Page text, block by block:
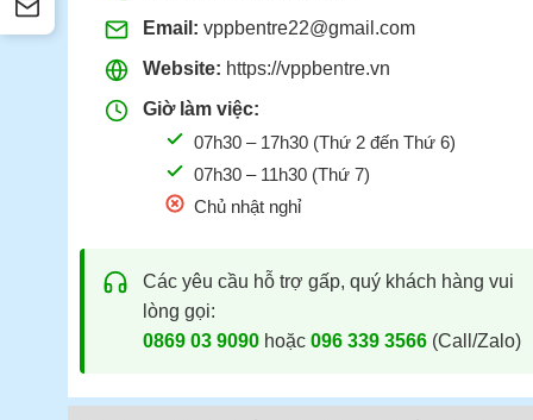
Email: vppbentre22@gmail.com
Website: https://vppbentre.vn
Giờ làm việc:
07h30 – 17h30 (Thứ 2 đến Thứ 6)
07h30 – 11h30 (Thứ 7)
Chủ nhật nghỉ
Các yêu cầu hỗ trợ gấp, quý khách hàng vui
lòng gọi:
0869 03 9090hoặc 096 339 3566(Call/Zalo)